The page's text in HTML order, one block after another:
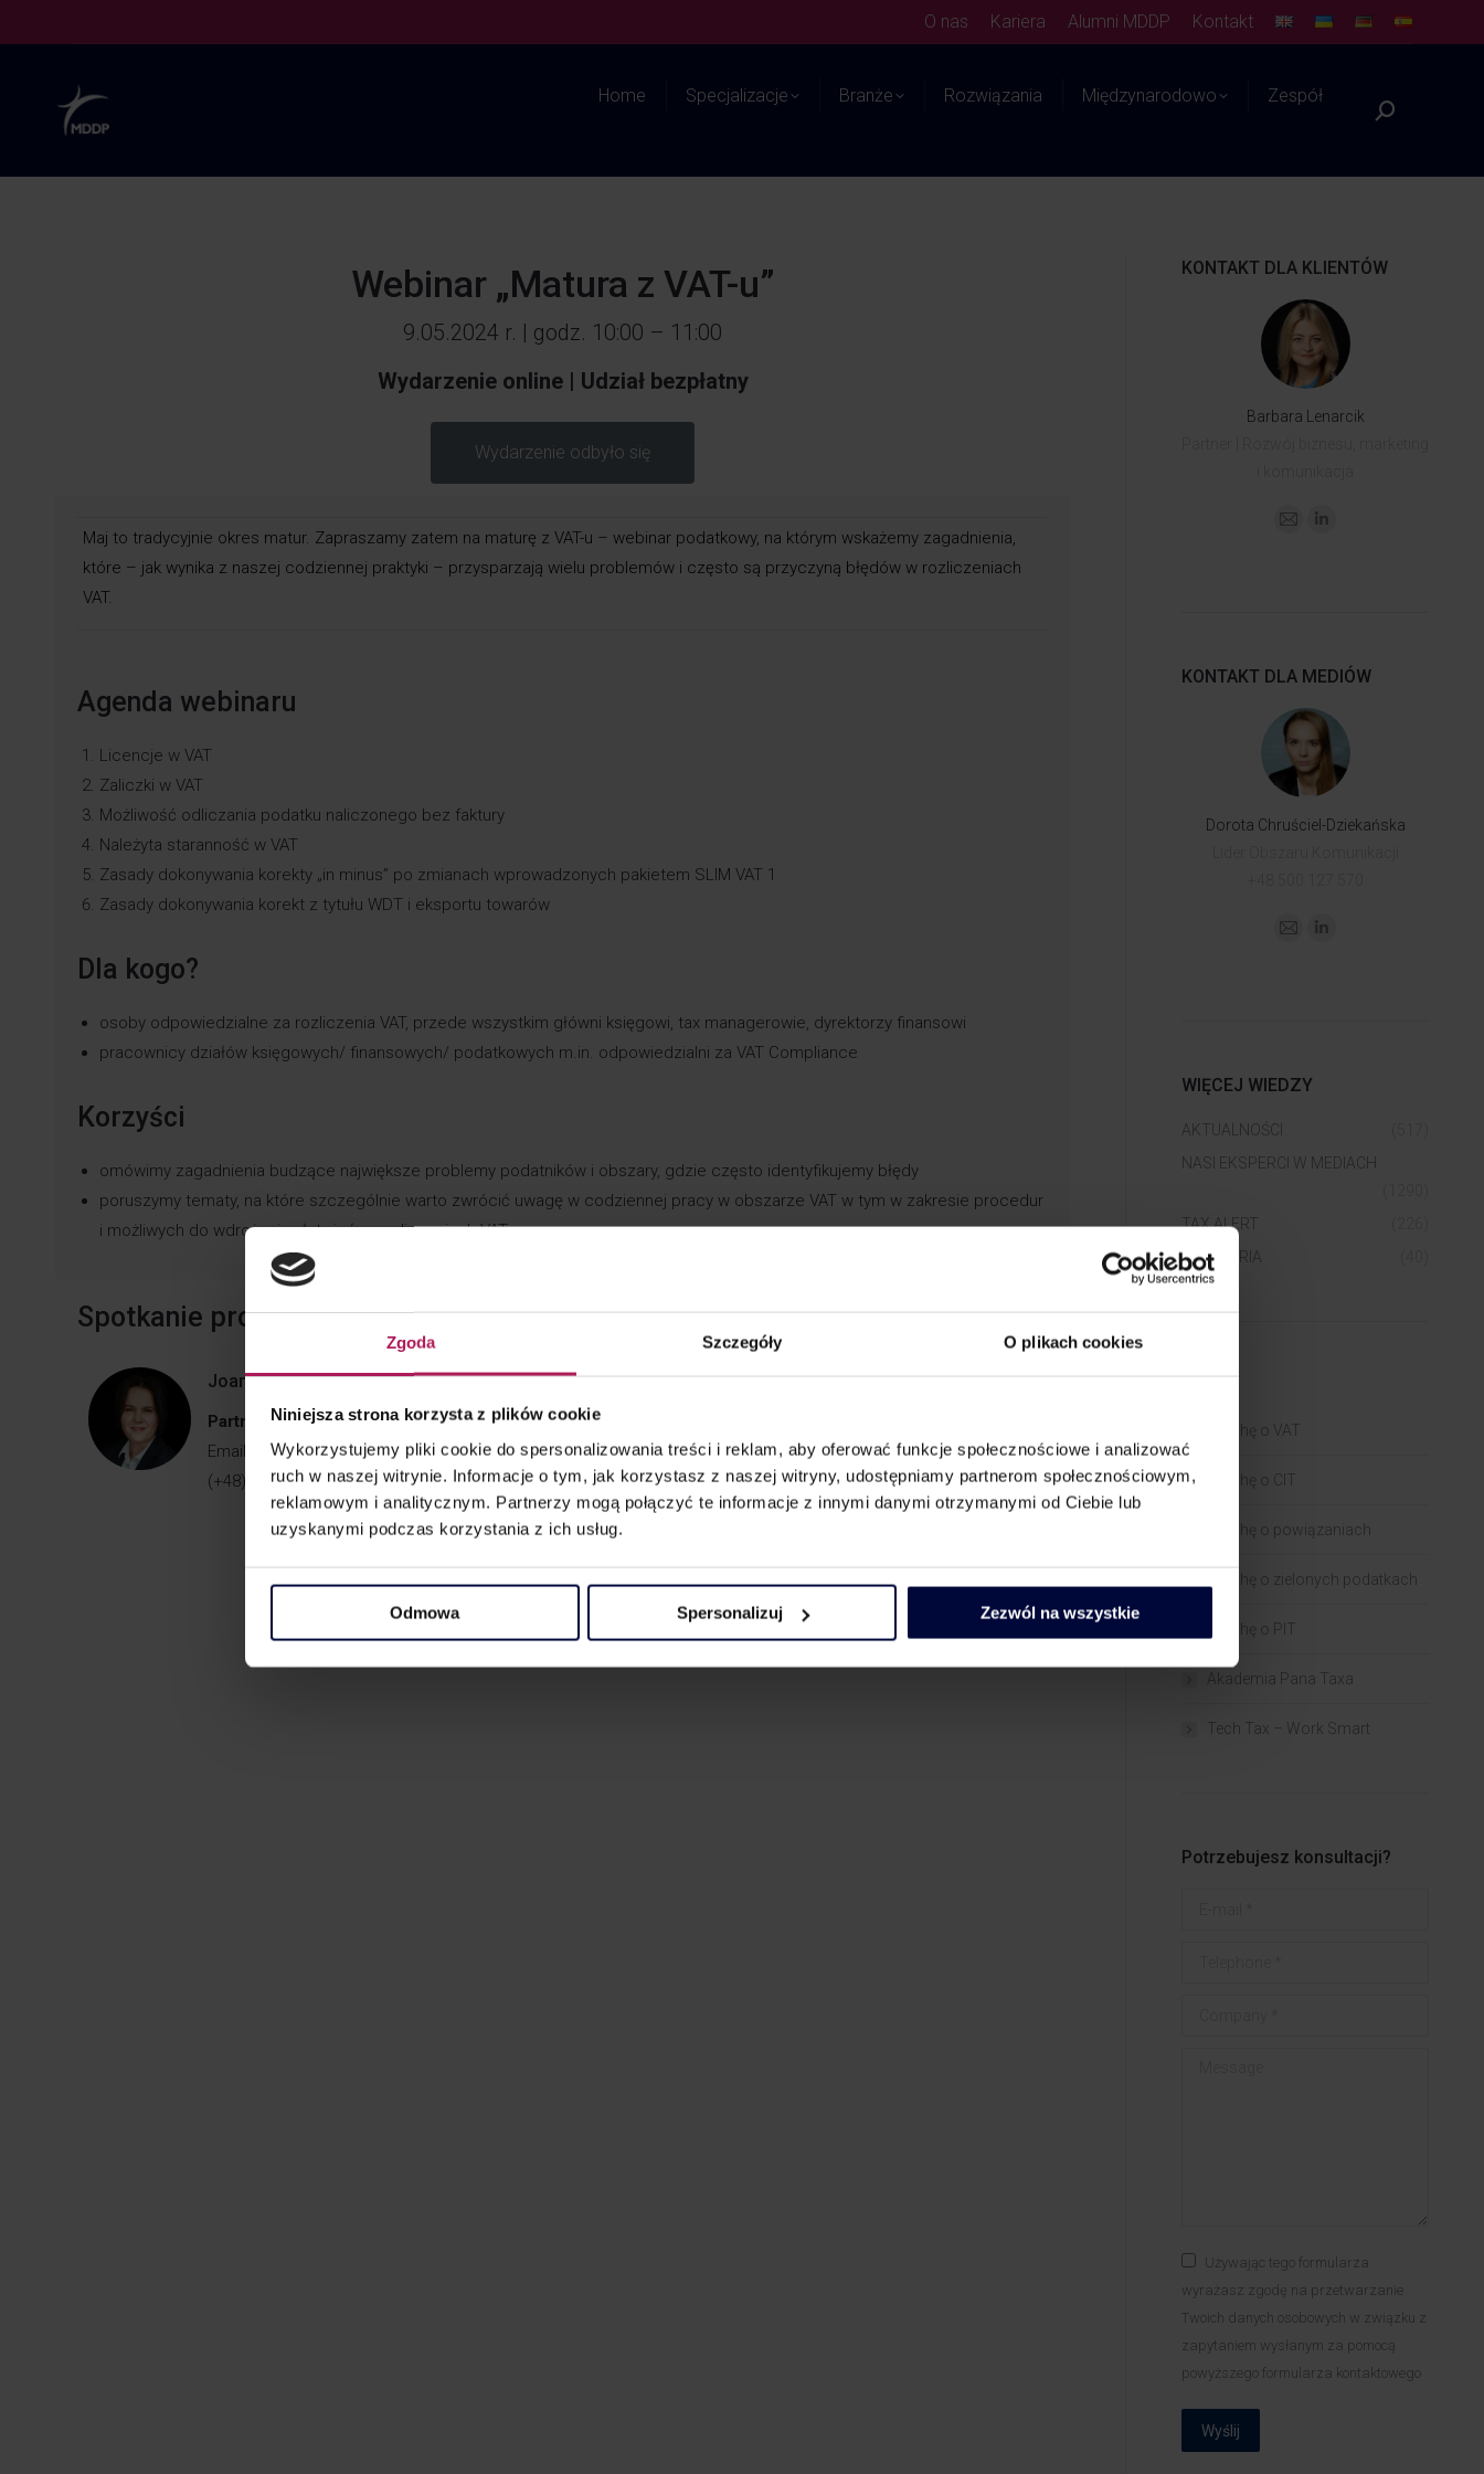
Zgoda Szczegóły O plikach cookies
Niniejsza strona korzysta z plików cookie
Wykorzystujemy pliki cookie do spersonalizowania treści i reklam, aby oferować funkcje społecznościowe i analizować
ruch w naszej witrynie. Informacje o tym, jak korzystasz z naszej witryny, udostępniamy partnerom społecznościowym,
reklamowym i analitycznym. Partnerzy mogą połączyć te informacje z innymi danymi otrzymanymi od Ciebie lub
uzyskanymi podczas korzystania z ich usług.
Odmowa Spersonalizuj Zezwól na wszystkie
O nas Kariera Alumni MDDP Kontakt
Home Specjalizacje Branże Rozwiązania Międzynarodowo Zespół
Webinar „Matura z VAT-u”
9.05.2024 r. | godz. 10:00 – 11:00
Wydarzenie online | Udział bezpłatny
Wydarzenie odbyło się
Maj to tradycyjnie okres matur. Zapraszamy zatem na maturę z VAT-u – webinar podatkowy, na którym wskażemy zagadnienia,
które – jak wynika z naszej codziennej praktyki – przysparzają wielu problemów i często są przyczyną błędów w rozliczeniach
VAT.
Agenda webinaru
Licencje w VAT
Zaliczki w VAT
Możliwość odliczania podatku naliczonego bez faktury
Należyta staranność w VAT
Zasady dokonywania korekty „in minus” po zmianach wprowadzonych pakietem SLIM VAT 1
Zasady dokonywania korekt z tytułu WDT i eksportu towarów
Dla kogo?
osoby odpowiedzialne za rozliczenia VAT, przede wszystkim główni księgowi, tax managerowie, dyrektorzy finansowi
pracownicy działów księgowych/ finansowych/ podatkowych m.in. odpowiedzialni za VAT Compliance
Korzyści
omówimy zagadnienia budzące największe problemy podatników i obszary, gdzie często identyfikujemy błędy
poruszymy tematy, na które szczególnie warto zwrócić uwagę w codziennej pracy w obszarze VAT w tym w zakresie procedur
i możliwych do wdrożenia ułatwień w rozliczeniach VAT.
Spotkanie prowadzą
Joanna Ryś – Bednarczyk
Partner | Doradca podatkowy
Email:
Joanna.Rys-Bednarczyk@mddp.pl
(+48) (22) 320 48 40
Julita Brożyna
KONTAKT DLA KLIENTÓW
Barbara Lenarcik
KONTAKT DLA MEDIÓW
Dorota Chruściel-Dziekańska
WIĘCEJ WIEDZY
AKTUALNOŚCI
NASI EKSPERCI W MEDIACH
TAX ALERT
WEBINARIA
Trochę o VAT
Trochę o CIT
Trochę o powiązaniach​
Trochę o zielonych podatkach
Trochę o PIT
Akademia Pana Taxa
Tech Tax – Work Smart
Potrzebujesz konsultacji?
Używając tego formularza
wyrażasz zgodę na przetwarzanie
Twoich danych osobowych w związku z
zapytaniem wysłanym za pomocą
powyższego formularza kontaktowego
Wyślij